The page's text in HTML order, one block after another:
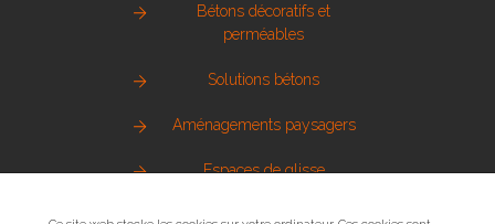
Bétons décoratifs et
perméables
Solutions bétons
Aménagements paysagers
Espaces de glisse